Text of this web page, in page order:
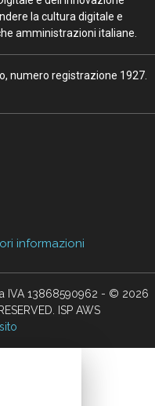
la cultura digitale e
amministrazioni italiane.
numero registrazione 1927.
informazioni
IVA 13868590962 - © 2026
ISP AWS